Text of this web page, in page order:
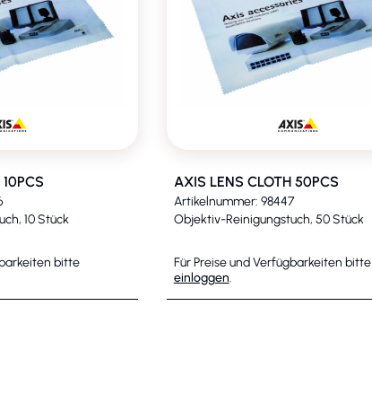
scharfe Bilder. Sie bietet
und Schärfentiefe. Darüber
bis zu 50 m. Dank
wenn jemand versucht, die
von unbefugtem Zugriff auf
on-Chip und verfügt über eine
und leistungsstarke
etwa durch AXIS Object Analytics
Durch diese DLPU werden
und Sie können noch mehr
Weiteren stehen Ihnen wertvolle
10 Stück
bitte
AXIS LENS CLOTH 50PCS
Artikelnummer: 98447
Objektiv-Reinigungstuch, 50 Stück
Für Preise und Verfügbarkeiten bitte
einloggen.